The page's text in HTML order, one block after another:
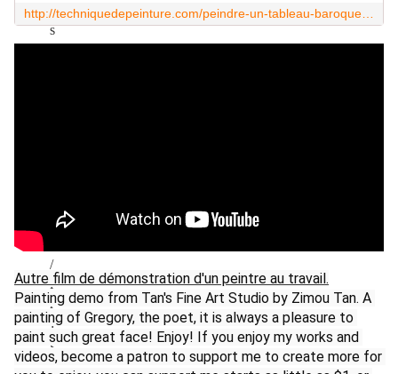
Autre film de démonstration d'un peintre au travail.
Painting demo from Tan's Fine Art Studio by Zimou Tan. A
painting of Gregory, the poet, it is always a pleasure to
paint such great face! Enjoy! If you enjoy my works and
videos, become a patron to support me to create more for